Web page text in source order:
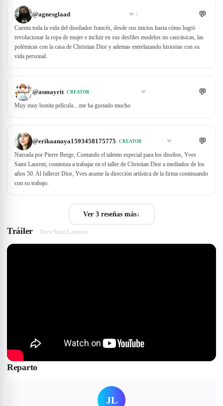
@agnesglaad ❤ 1 💬
Cuenta toda la vida del diseñador francés, desde sus inicios hasta cómo logró
revolucionar la ropa de mujer e incluir en sus desfiles modelos no caucásicas, las
polémicas con la casa de Christian Dior y ademas entrelazando historias con su
vida personal.
@asmayrit CREATOR ❤ 💬
Muy muy bonita película....me ha gustado mucho
@erikaanaya1593458175775 CREATOR ❤ 💬
Narrada por Pierre Berge, Contando el talento especial para los diseños, Yves
Saint Laurent, comienza a trabajar en el taller de Christian Dior a mediados de los
años 50. Al fallecer Dior, Yves asume la dirección artística de la firma continuando
con su trabajo.
Ver 3 reseñas más↓
Tráiler Yves Saint Laurent
Reparto
JL